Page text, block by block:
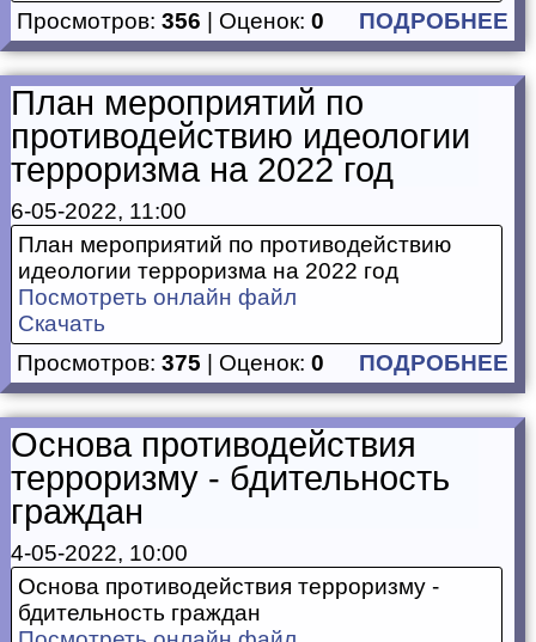
Просмотров: 356 | Оценок: 0 ПОДРОБНЕЕ
План мероприятий по
противодействию идеологии
терроризма на 2022 год
6-05-2022, 11:00
План мероприятий по противодействию
идеологии терроризма на 2022 год
Посмотреть онлайн файл
Скачать
Просмотров: 375 | Оценок: 0 ПОДРОБНЕЕ
Основа противодействия
терроризму - бдительность
граждан
4-05-2022, 10:00
Основа противодействия терроризму -
бдительность граждан